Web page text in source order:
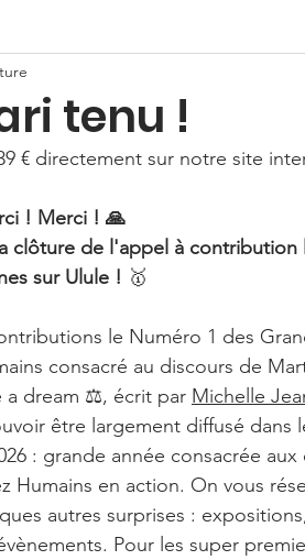
Podcasts
humains
Podcasts
portraits
tenu !
€ directement sur notre site
! Merci ! 🙏
clôture de l'appel à contribution
sur Ulule ! 🥇
le Numéro 1 des
consacré au discours de
a dream ⚖️, écrit par Michelle
être largement diffusé dans
: grande année consacrée aux
Humains en action. On vous
autres surprises :
Pour les super